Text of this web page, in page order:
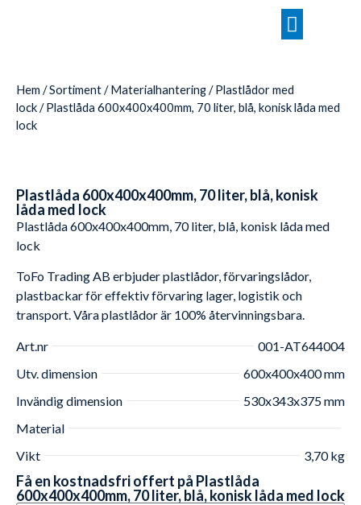
Hem /Sortiment/Materialhantering/Plastlådor med
lock/ Plastlåda 600x400x400mm, 70 liter, blå, konisk låda med
lock
Plastlåda 600x400x400mm, 70 liter, blå, konisk
låda med lock
Plastlåda 600x400x400mm, 70 liter, blå, konisk låda med
lock
ToFo Trading AB erbjuder plastlådor, förvaringslådor,
plastbackar för effektiv förvaring lager, logistik och
transport. Våra plastlådor är 100% återvinningsbara.
Art.nr
001-AT644004
Utv. dimension
600x400x400 mm
Invändig dimension
530x343x375 mm
Material
Vikt
3,70 kg
Få en kostnadsfri offert på Plastlåda
600x400x400mm, 70 liter, blå, konisk låda med lock